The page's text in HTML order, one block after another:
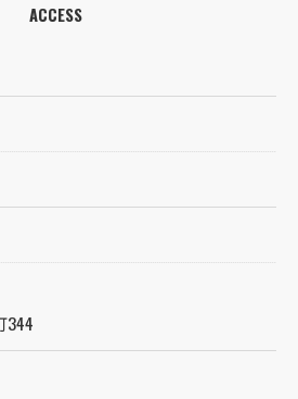
ACCESS
344